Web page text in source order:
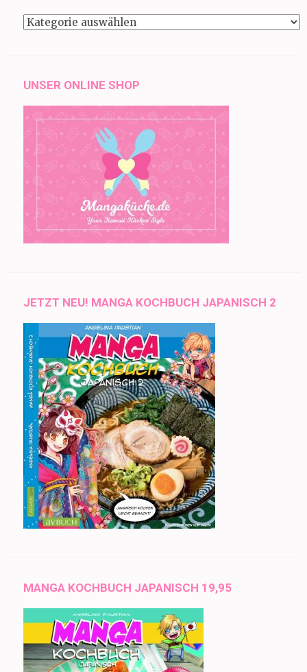
Kategorien
UNSER ONLINE SHOP
JETZT NEU! MANGA KOCHBUCH JAPANISCH 2
MANGA KOCHBUCH JAPANISCH 19,95